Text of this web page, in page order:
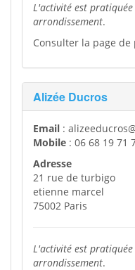
L'activité est
arrondissement.
Consulter la page
Alizée Ducros
Email :
Mobile : 06 68 19 71
Adresse
21 rue de turbigo
etienne marcel
75002 Paris
L'activité est
arrondissement.